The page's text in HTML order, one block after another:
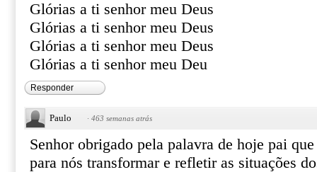
Glórias a ti senhor meu Deus
Glórias a ti senhor meu Deus
Glórias a ti senhor meu Deus
Glórias a ti senhor meu Deu
Responder
Paulo · 463 semanas atrás
Senhor obrigado pela palavra de hoje pai
para nós transformar e refletir as situações